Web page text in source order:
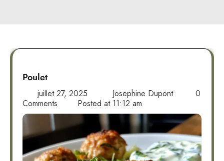
Poulet
juillet 27, 2025 Josephine Dupont
0
Comments
Posted at 11:12 am